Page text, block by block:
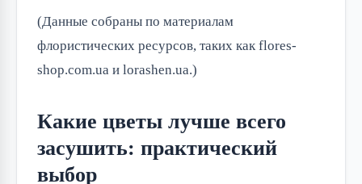
(Данные собраны по материалам
флористических ресурсов, таких как flores-
shop.com.ua и lorashen.ua.)
Какие цветы лучше всего
засушить: практический
выбор